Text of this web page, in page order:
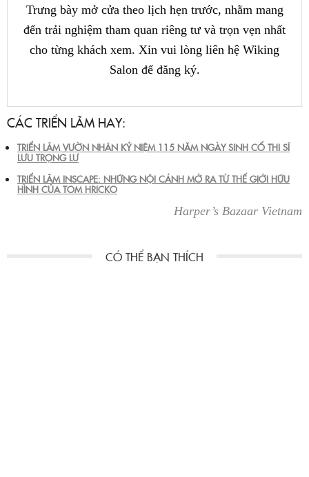
Trưng bày mở cửa theo lịch hẹn trước, nhằm mang
đến trải nghiệm tham quan riêng tư và trọn vẹn nhất
cho từng khách xem. Xin vui lòng liên hệ Wiking
Salon để đăng ký.
CÁC TRIỂN LÃM HAY:
TRIỂN LÃM VƯỜN NHÂN KỶ NIỆM 115 NĂM NGÀY SINH CỐ THI SĨ
LƯU TRỌNG LƯ
TRIỂN LÃM INSCAPE: NHỮNG NỘI CẢNH MỞ RA TỪ THẾ GIỚI HỮU
HÌNH CỦA TOM HRICKO
Harper’s Bazaar Vietnam